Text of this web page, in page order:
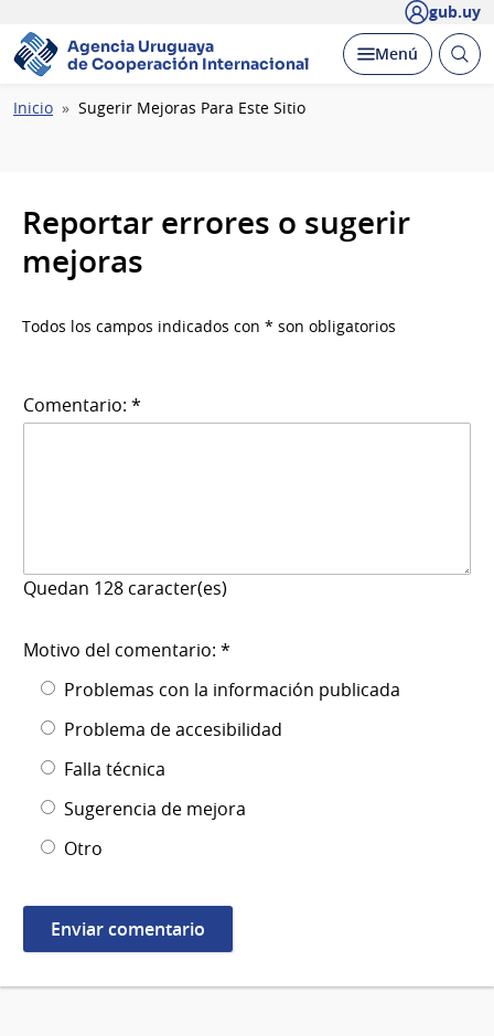
gub.uy
Agencia Uruguaya
de Cooperación Internacional
Desplegar
Menú Abrir
Ruta
Inicio Sugerir Mejoras Para Este Sitio
Reportar errores o sugerir
mejoras
Todos los campos indicados con * son obligatorios
Comentario: *
Quedan 128 caracter(es)
Motivo del comentario: *
Problemas con la información publicada
Problema de accesibilidad
Falla técnica
Sugerencia de mejora
Otro